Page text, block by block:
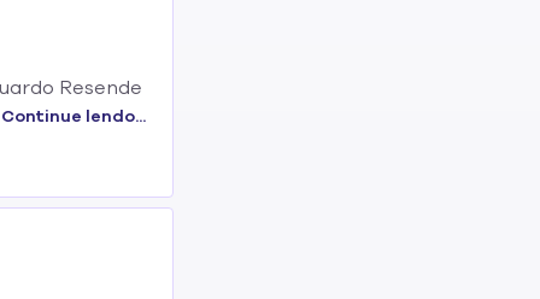
Resende
Continue lendo...